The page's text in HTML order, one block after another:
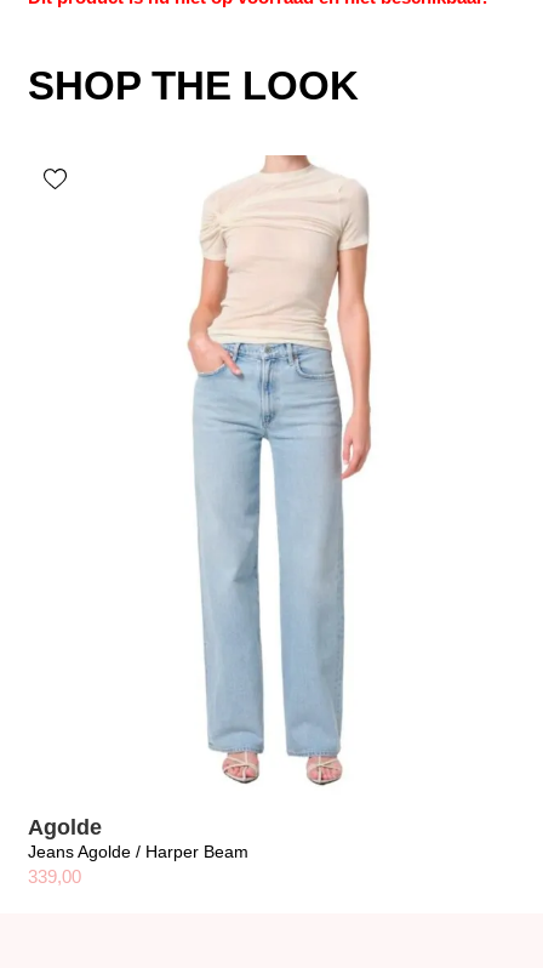
SHOP THE LOOK
Agolde
Jeans Agolde / Harper Beam
339,00